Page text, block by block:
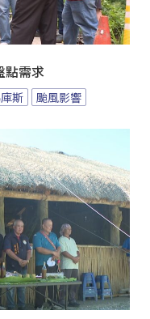
點需求
斯 颱風影響